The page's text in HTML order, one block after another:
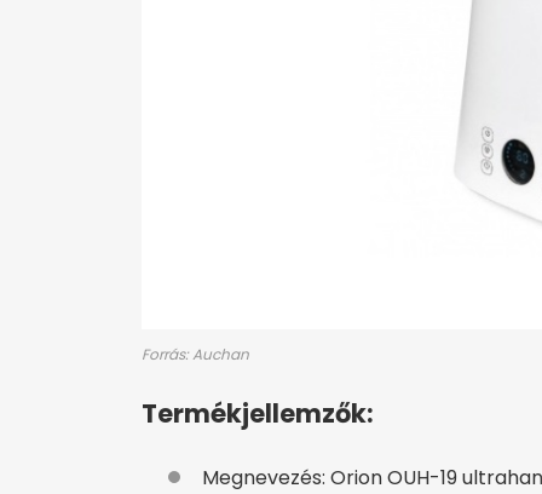
Forrás: Auchan
Termékjellemzők:
Megnevezés: Orion OUH-19